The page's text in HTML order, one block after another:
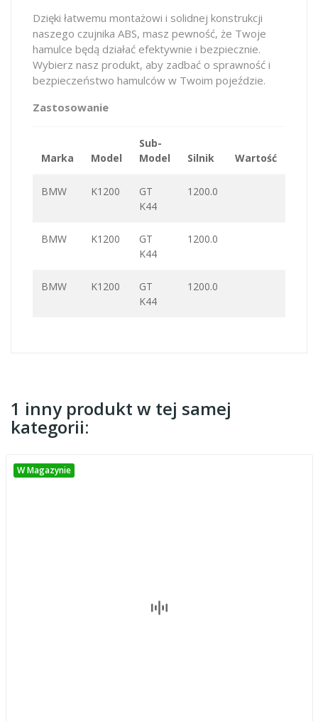
Dzięki łatwemu montażowi i solidnej konstrukcji
naszego czujnika ABS, masz pewność, że Twoje
hamulce będą działać efektywnie i bezpiecznie.
Wybierz nasz produkt, aby zadbać o sprawność i
bezpieczeństwo hamulców w Twoim pojeździe.
Zastosowanie
Marka Model
Sub-
Model
Silnik Wartość
BMW K1200
GT
K44
1200.0
BMW K1200
GT
K44
1200.0
BMW K1200
GT
K44
1200.0
1 inny produkt w tej samej
kategorii:
W Magazynie